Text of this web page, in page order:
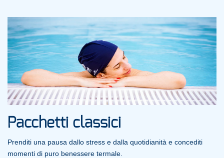
Pacchetti classici
Prenditi una pausa dallo stress e dalla quotidianità e concediti
momenti di puro benessere termale.